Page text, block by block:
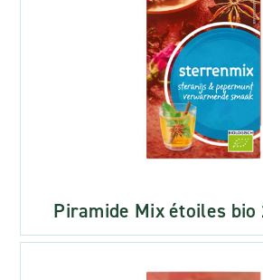
Piramide Mix étoiles bio